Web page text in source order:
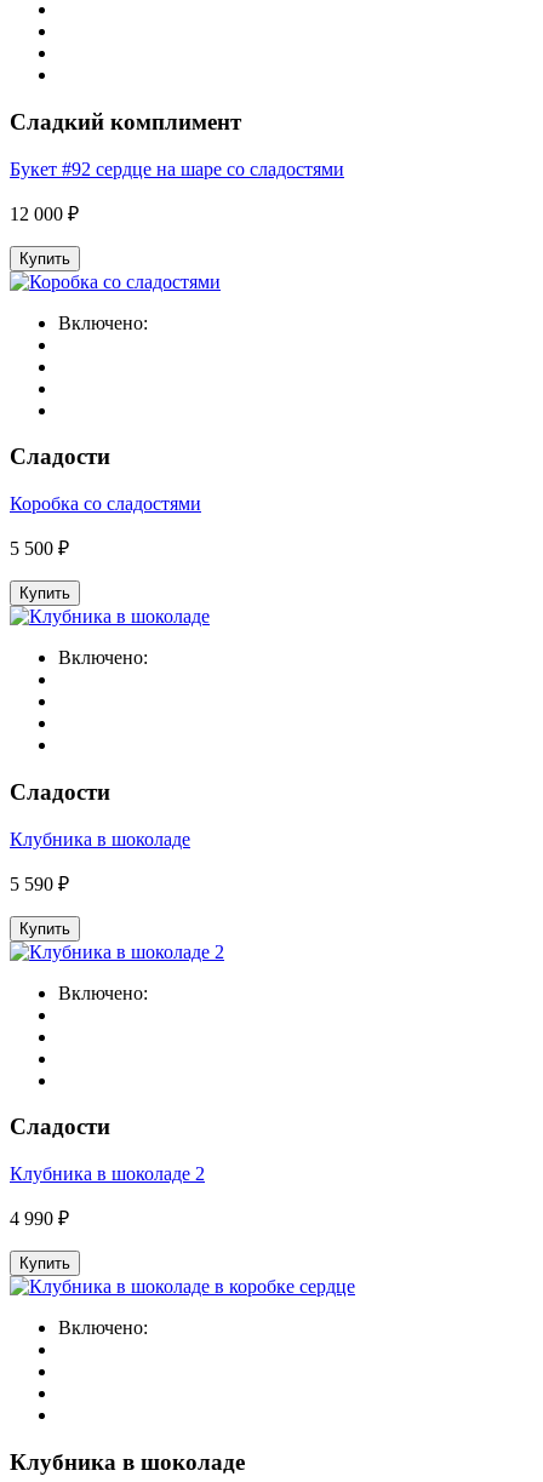
Сладкий комплимент
Букет #92 сердце на шаре со сладостями
12 000 ₽
Купить
Включено:
Сладости
Коробка со сладостями
5 500 ₽
Купить
Включено:
Сладости
Клубника в шоколаде
5 590 ₽
Купить
Включено:
Сладости
Клубника в шоколаде 2
4 990 ₽
Купить
Включено:
Клубника в шоколаде